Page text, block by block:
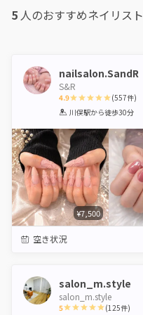
5 人のおすすめネイリスト
nailsalon.SandR
S&R
4.9
1 2 3 4 5
(557件)
川俣駅から徒歩30分
¥7,500
空き状況
salon_m.style
salon_m.style
5 (125件)